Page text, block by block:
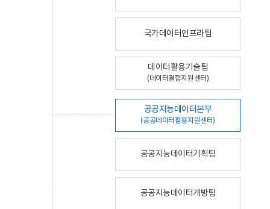
국가데이터인프라팀
데이터활용기술팀
(데이터결합지원센터)
공공지능데이터본부
(공공데이터활용지원센터)
공공지능데이터기획팀
공공지능데이터개방팀